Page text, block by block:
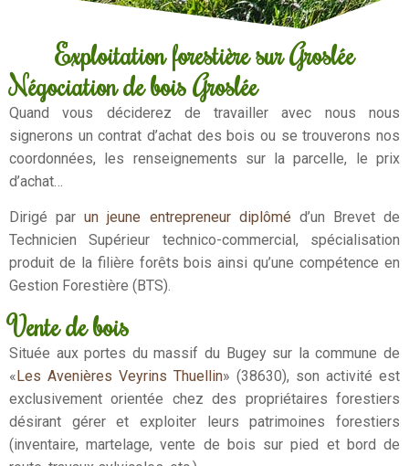
Exploitation forestière sur Groslée
Négociation de bois Groslée
Quand vous déciderez de travailler avec nous nous
signerons un contrat d’achat des bois ou se trouverons nos
coordonnées, les renseignements sur la parcelle, le prix
d’achat…
Dirigé parun jeune entrepreneur diplômé d’un Brevet de
Technicien Supérieur technico-commercial, spécialisation
produit de la filière forêts bois ainsi qu’une compétence en
Gestion Forestière (BTS).
Vente de bois
Située aux portes du massif du Bugey sur la commune de
«Les Avenières Veyrins Thuellin» (38630), son activité est
exclusivement orientée chez des propriétaires forestiers
désirant gérer et exploiter leurs patrimoines forestiers
(inventaire, martelage, vente de bois sur pied et bord de